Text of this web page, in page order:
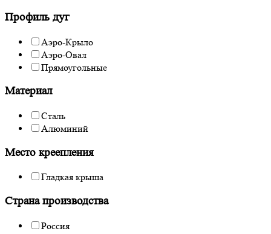
Профиль дуг
Аэро-Крыло
Аэро-Овал
Прямоугольные
Материал
Сталь
Алюминий
Место креепления
Гладкая крыша
Страна производства
Россия